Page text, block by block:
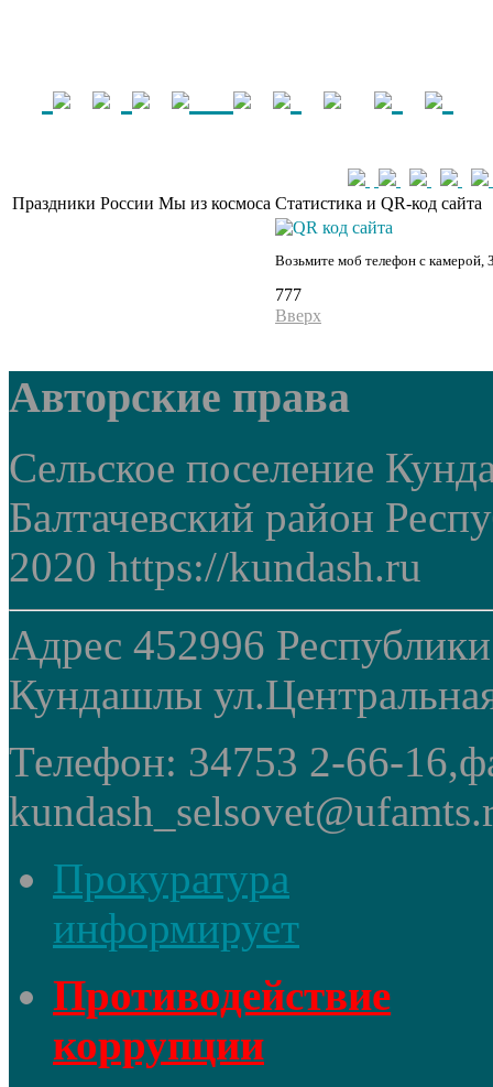
Праздники России Мы из космоса Статистика и QR-код сайта
Возьмите моб телефон с камерой,
777
Вверх
Авторские права
Сельское поселение
Балтачевский район
2020 https://kundash.ru
Адрес 452996
Кундашлы
Телефон: 34753 2-66-
Прокуратура
информирует
Противодействие
коррупции